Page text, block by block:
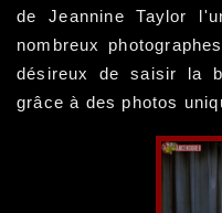
de Jeannine Taylor
nombreux
désireux de saisir la
grâce à des photos